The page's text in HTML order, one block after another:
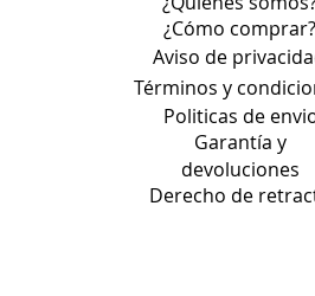
¿Cómo comprar?
Aviso de
Términos y
Politicas de
Garantía y
devoluciones
Derecho de